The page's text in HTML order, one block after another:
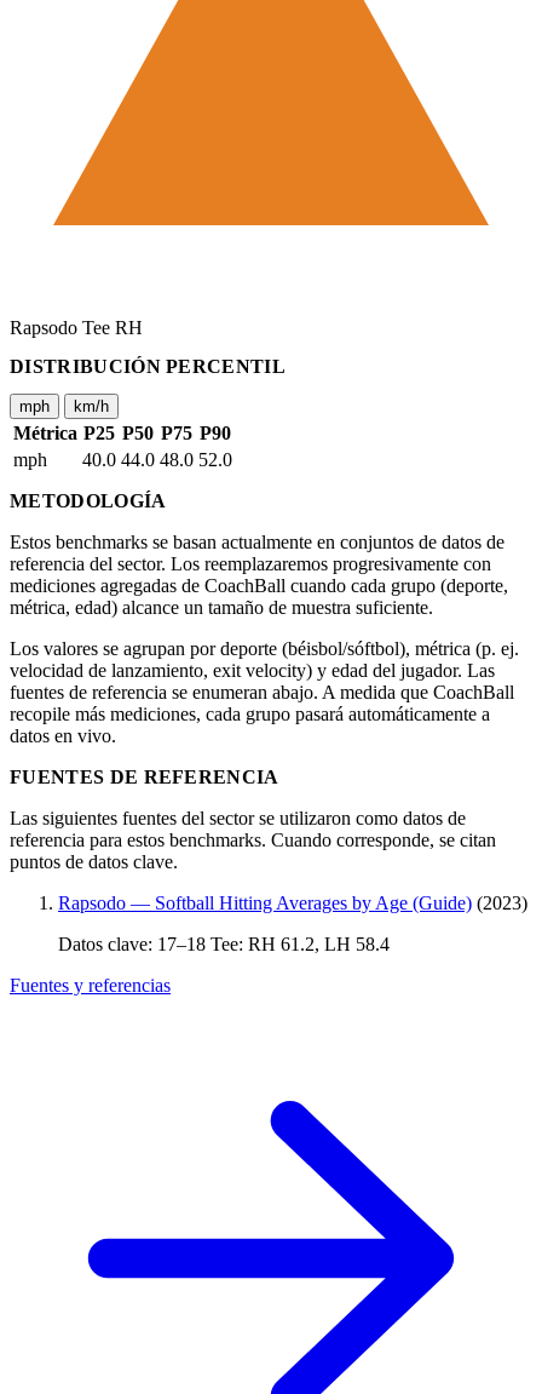
Rapsodo Tee RH
DISTRIBUCIÓN PERCENTIL
mph km/h
Métrica P25 P50 P75 P90
mph
40.0 44.0 48.0 52.0
METODOLOGÍA
Estos benchmarks se basan actualmente en conjuntos de datos de
referencia del sector. Los reemplazaremos progresivamente con
mediciones agregadas de CoachBall cuando cada grupo (deporte,
métrica, edad) alcance un tamaño de muestra suficiente.
Los valores se agrupan por deporte (béisbol/sóftbol), métrica (p. ej.
velocidad de lanzamiento, exit velocity) y edad del jugador. Las
fuentes de referencia se enumeran abajo. A medida que CoachBall
recopile más mediciones, cada grupo pasará automáticamente a
datos en vivo.
FUENTES DE REFERENCIA
Las siguientes fuentes del sector se utilizaron como datos de
referencia para estos benchmarks. Cuando corresponde, se citan
puntos de datos clave.
Rapsodo — Softball Hitting Averages by Age (Guide) (2023)
Datos clave: 17–18 Tee: RH 61.2, LH 58.4
Fuentes y referencias